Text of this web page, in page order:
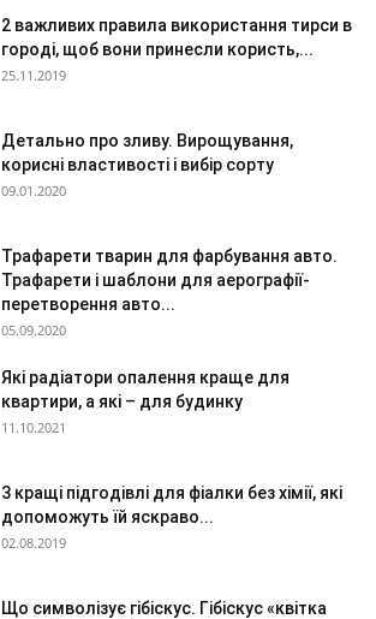
2 важливих правила використання тирси в
городі, щоб вони принесли користь,...
25.11.2019
Детально про зливу. Вирощування,
корисні властивості і вибір сорту
09.01.2020
Трафарети тварин для фарбування авто.
Трафарети і шаблони для аерографії-
перетворення авто...
05.09.2020
Які радіатори опалення краще для
квартири, а які – для будинку
11.10.2021
3 кращі підгодівлі для фіалки без хімії, які
допоможуть їй яскраво...
02.08.2019
Що символізує гібіскус. Гібіскус «квітка